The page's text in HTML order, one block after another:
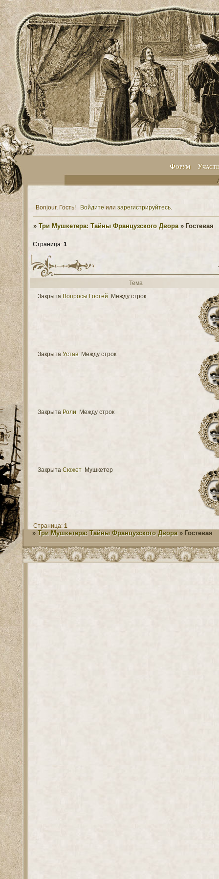
Форум
Bonjour, Гость! Войдите или зарегистрируйтесь
»Три Мушкетера: Тайны Французского Двора » Гостевая
Страница: 1
Тема
Закрыта Вопросы Гостей Между строк
Закрыта Устав Между строк
Закрыта Роли Между строк
Закрыта Сюжет Мушкетер
Страница:1
» Три Мушкетера: Тайны Французского Двора » Гостевая